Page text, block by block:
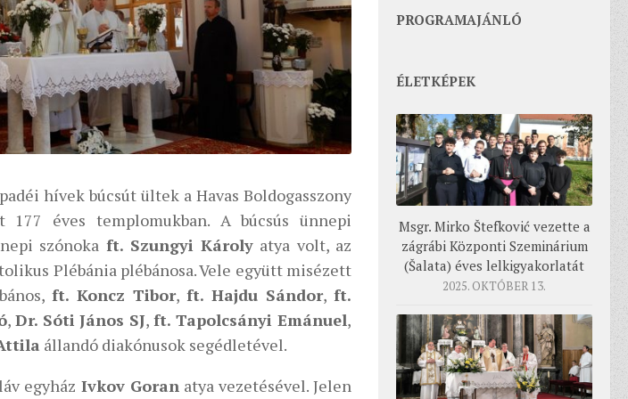
hívek búcsút ültek a Havas Boldogasszony
éves templomukban. A búcsús ünnepi
szónoka ft. Szungyi Károly atya volt, az
Plébánia plébánosa. Vele együtt misézett
ft. Koncz Tibor, ft. Hajdu Sándor, ft.
, Dr. Sóti János SJ,ft. Tapolcsányi Emánuel,
állandó diakónusok segédletével.
egyház Ivkov Goranatya vezetésével. Jelen
PROGRAMAJÁNLÓ
ÉLETKÉPEK
Msgr. Mirko Štefković vezette a
zágrábi Központi Szeminárium
(Šalata) éves lelkigyakorlatát
2025. OKTÓBER 13.